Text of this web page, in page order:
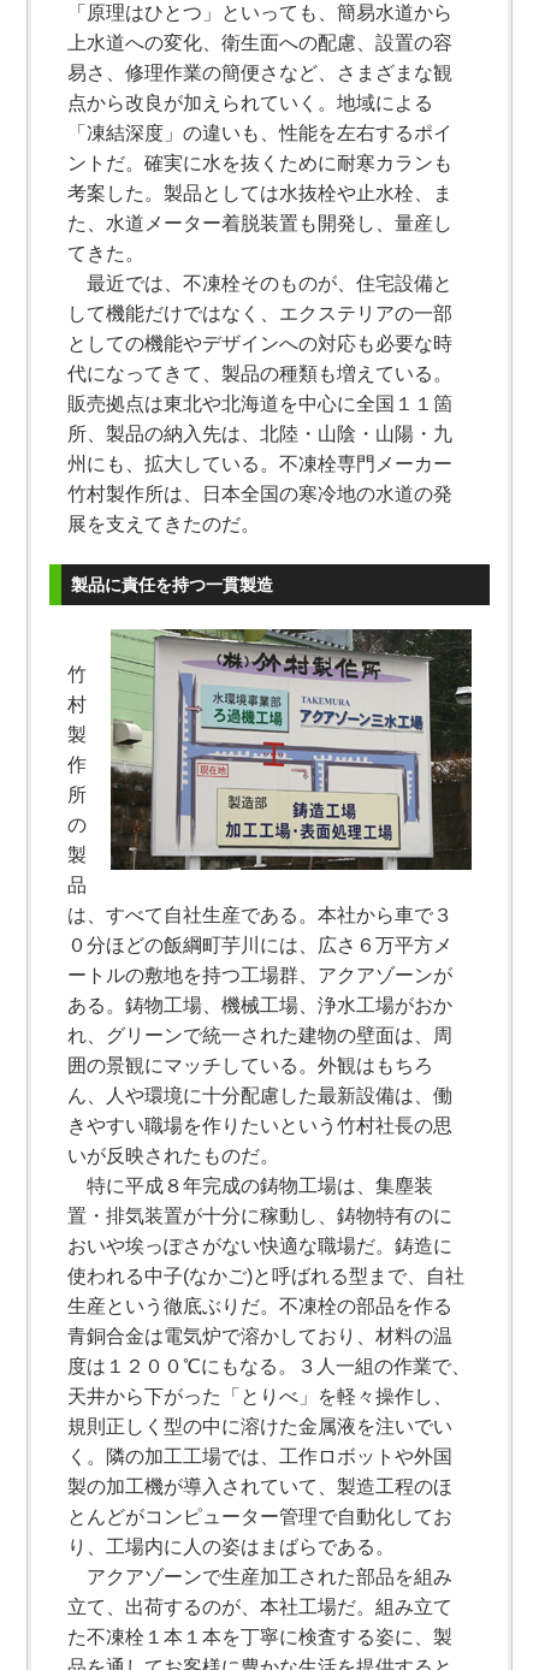
「原理はひとつ」といっても、簡易水道から
上水道への変化、衛生面への配慮、設置の容
易さ、修理作業の簡便さなど、さまざまな観
点から改良が加えられていく。地域による
「凍結深度」の違いも、性能を左右するポイ
ントだ。確実に水を抜くために耐寒カランも
考案した。製品としては水抜栓や止水栓、ま
た、水道メーター着脱装置も開発し、量産し
てきた。
最近では、不凍栓そのものが、住宅設備と
して機能だけではなく、エクステリアの一部
としての機能やデザインへの対応も必要な時
代になってきて、製品の種類も増えている。
販売拠点は東北や北海道を中心に全国１１箇
所、製品の納入先は、北陸・山陰・山陽・九
州にも、拡大している。不凍栓専門メーカー
竹村製作所は、日本全国の寒冷地の水道の発
展を支えてきたのだ。
製品に責任を持つ一貫製造
竹
村
製
作
所
の
製
品
は、すべて自社生産である。本社から車で３
０分ほどの飯綱町芋川には、広さ６万平方メ
ートルの敷地を持つ工場群、アクアゾーンが
ある。鋳物工場、機械工場、浄水工場がおか
れ、グリーンで統一された建物の壁面は、周
囲の景観にマッチしている。外観はもちろ
ん、人や環境に十分配慮した最新設備は、働
きやすい職場を作りたいという竹村社長の思
いが反映されたものだ。
特に平成８年完成の鋳物工場は、集塵装
置・排気装置が十分に稼動し、鋳物特有のに
おいや埃っぽさがない快適な職場だ。鋳造に
使われる中子(なかご)と呼ばれる型まで、自社
生産という徹底ぶりだ。不凍栓の部品を作る
青銅合金は電気炉で溶かしており、材料の温
度は１２００℃にもなる。３人一組の作業で、
天井から下がった「とりべ」を軽々操作し、
規則正しく型の中に溶けた金属液を注いでい
く。隣の加工工場では、工作ロボットや外国
製の加工機が導入されていて、製造工程のほ
とんどがコンピューター管理で自動化してお
り、工場内に人の姿はまばらである。
アクアゾーンで生産加工された部品を組み
立て、出荷するのが、本社工場だ。組み立て
た不凍栓１本１本を丁寧に検査する姿に、製